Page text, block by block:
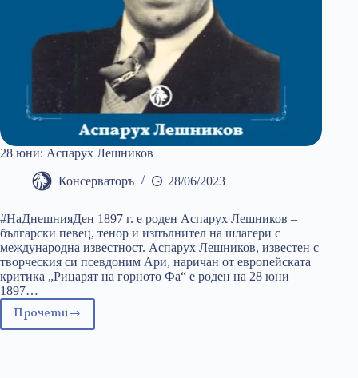
28 юни: Аспарух Лешников
Консерваторъ 28/06/2023
#НаДнешнияДен 1897 г. е роден Аспарух Лешников –
български певец, тенор и изпълнител на шлагери с
международна известност. Аспарух Лешников, известен с
творческия си псевдоним Ари, наричан от европейската
критика „Рицарят на горното Фа“ е роден на 28 юни
1897…
Прочети
28